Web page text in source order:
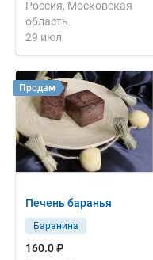
Россия, Московская
область
29 июл
Печень баранья
Баранина
160.0 ₽
Продам